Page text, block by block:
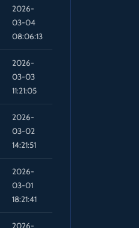
2026-
03-04
08:06:13
2026-
03-03
11:21:05
2026-
03-02
14:21:51
2026-
03-01
18:21:41
2026-